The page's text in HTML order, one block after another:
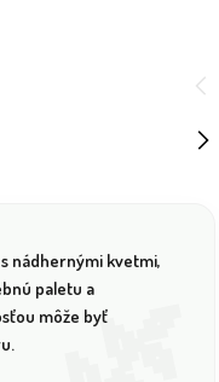
nádhernými kvetmi,
paletu a
môže byť